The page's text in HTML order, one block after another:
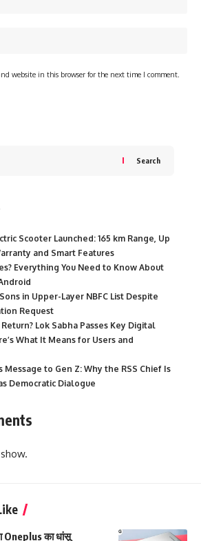
website in this browser for the next time I comment.
Search
Scooter Launched: 165 km Range, Up
and Smart Features
Everything You Need to Know About
in Upper-Layer NBFC List Despite
Request
Lok Sabha Passes Key Digital
What It Means for Users and
Message to Gen Z: Why the RSS Chief Is
Democratic Dialogue
Oneplus का धांसू